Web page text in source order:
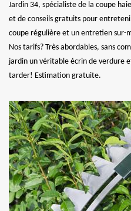
Jardin 34, spécialiste de la coupe
et de conseils gratuits pour
coupe régulière et un entretien sur-
Nos tarifs? Très abordables, sans
jardin un véritable écrin de verdure
tarder! Estimation gratuite.